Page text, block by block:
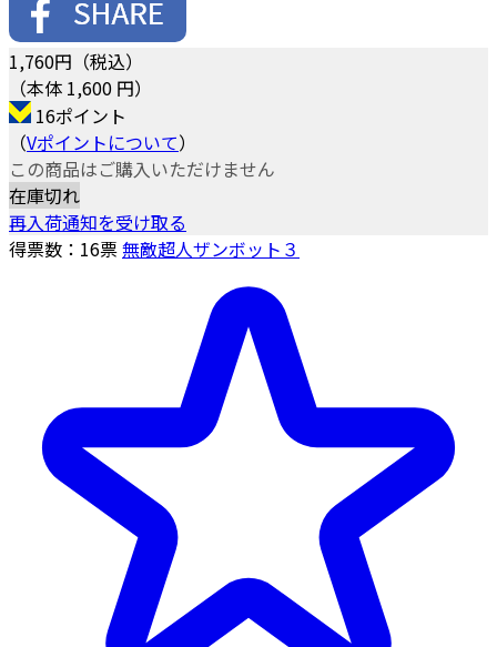
1,760円（税込）
（本体 1,600 円）
16ポイント
（Vポイントについて）
この商品はご購入いただけません
在庫切れ
再入荷通知を受け取る
得票数： 16票無敵超人ザンボット３